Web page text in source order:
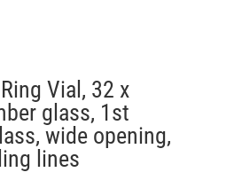
Vial, 32 x
glass, 1st
wide opening,
lines